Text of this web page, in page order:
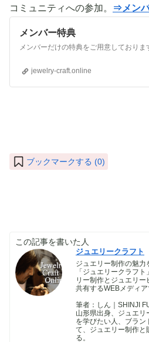
コミュニティへの参加。
⇒メン
メンバー特典
jewelry-craft.online
ブックマークする (0)
この記事を書いた人
ジュエリークラフト
ジュエリー制作の魅力
「ジュエリークラフ
リー制作とジュエリー
共有するWEBメディア
筆者：しん｜SHINJI
山形県出身、ジュエ
を学びたい人、ブラン
て、ジュエリー制作と
る。